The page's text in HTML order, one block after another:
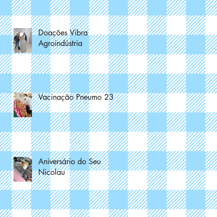
Doações Vibra
Agroindústria
Vacinação Pneumo 23
Aniversário do Seu
Nicolau